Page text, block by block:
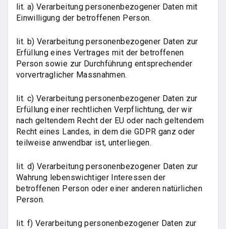
lit. a) Verarbeitung personenbezogener Daten mit
Einwilligung der betroffenen Person.
lit. b) Verarbeitung personenbezogener Daten zur
Erfüllung eines Vertrages mit der betroffenen
Person sowie zur Durchführung entsprechender
vorvertraglicher Massnahmen.
lit. c) Verarbeitung personenbezogener Daten zur
Erfüllung einer rechtlichen Verpflichtung, der wir
nach geltendem Recht der EU oder nach geltendem
Recht eines Landes, in dem die GDPR ganz oder
teilweise anwendbar ist, unterliegen.
lit. d) Verarbeitung personenbezogener Daten zur
Wahrung lebenswichtiger Interessen der
betroffenen Person oder einer anderen natürlichen
Person.
lit. f) Verarbeitung personenbezogener Daten zur